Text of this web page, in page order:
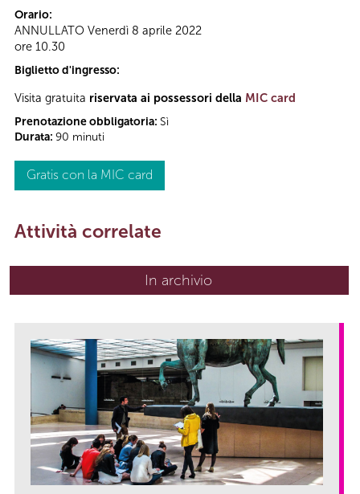
Orario:
ANNULLATO Venerdì 8 aprile 2022
ore 10.30
Biglietto d'ingresso:
Visita gratuita riservata ai possessori della MIC card
Prenotazione obbligatoria: Sì
Durata: 90 minuti
Gratis con la MIC card
Attività correlate
In archivio